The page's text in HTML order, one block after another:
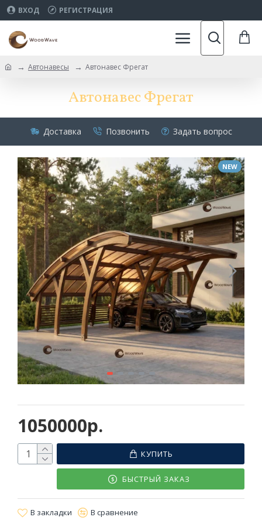
ВХОД РЕГИСТРАЦИЯ
Автонавесы Автонавес Фрегат
Автонавес Фрегат
Доставка Позвонить Задать вопрос
NEW
1050000р.
КУПИТЬ
БЫСТРЫЙ ЗАКАЗ
В закладки В сравнение